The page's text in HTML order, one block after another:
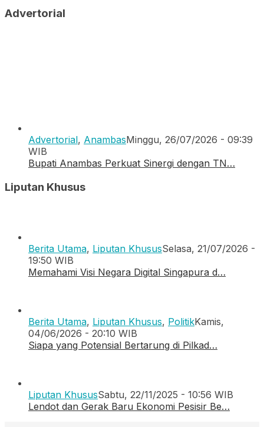
Advertorial
Advertorial, AnambasMinggu, 26/07/2026 - 09:39
WIB
Bupati Anambas Perkuat Sinergi dengan TN…
Liputan Khusus
Berita Utama, Liputan KhususSelasa, 21/07/2026 -
19:50 WIB
Memahami Visi Negara Digital Singapura d…
Berita Utama, Liputan Khusus, PolitikKamis,
04/06/2026 - 20:10 WIB
Siapa yang Potensial Bertarung di Pilkad…
Liputan KhususSabtu, 22/11/2025 - 10:56 WIB
Lendot dan Gerak Baru Ekonomi Pesisir Be…